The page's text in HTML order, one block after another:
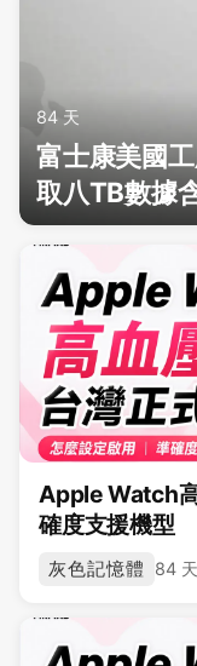
84 天
富士康美國
取八TB數據
Apple Watch
確度支援機型
灰色記憶體 84 天